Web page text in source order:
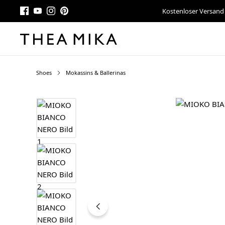
Kostenloser Versand
Shoes Mokassins & Ballerinas
Bildergalerie überspringen